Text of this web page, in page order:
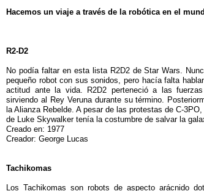
Hacemos un viaje a través de la robótica en el
R2-D2
No podía faltar en esta lista R2D2 de Star Wars.
pequeño robot con sus sonidos, pero hacía falta
actitud ante la vida. R2D2 perteneció a las
sirviendo al Rey Veruna durante su término.
la Alianza Rebelde. A pesar de las protestas de C-
de Luke Skywalker tenía la costumbre de salvar la
Creado en: 1977
Creador: George Lucas
Tachikomas
Los Tachikomas son robots de aspecto arácnido